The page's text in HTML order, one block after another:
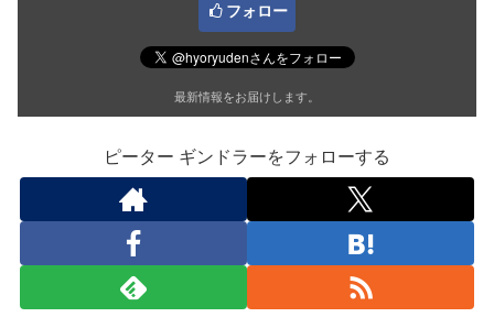
フォロー
最新情報をお届けします。
ピーター ギンドラーをフォローする